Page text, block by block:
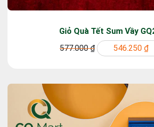
Giỏ Quà Tết Sum Vầy
577.000 ₫
546.250 ₫